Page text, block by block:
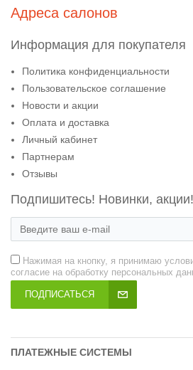
Адреса салонов
Информация для покупателя
Политика конфиденциальности
Пользовательское соглашение
Новости и акции
Оплата и доставка
Личный кабинет
Партнерам
Отзывы
Подпишитесь! Новинки, акции!
Нажимая на кнопку, я принимаю
согласие на обработку персональных
ПОДПИСАТЬСЯ
ПЛАТЕЖНЫЕ СИСТЕМЫ